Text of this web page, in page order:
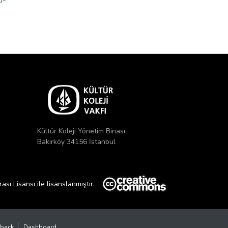
Kültür Koleji Yönetim Binası
Bakırköy 34156 İstanbul
Lisansı ile lisanslanmıştır.